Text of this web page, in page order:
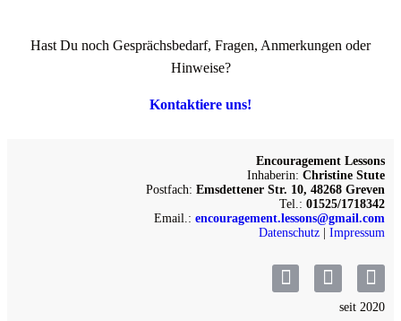
Hast Du noch Gesprächsbedarf, Fragen, Anmerkungen oder
Hinweise?
Kontaktiere uns!
Encouragement Lessons
Inhaberin: Christine Stute
Postfach: Emsdettener Str. 10, 48268 Greven
Tel.: 01525/1718342
Email.: encouragement.lessons@gmail.com
Datenschutz | Impressum
seit 2020